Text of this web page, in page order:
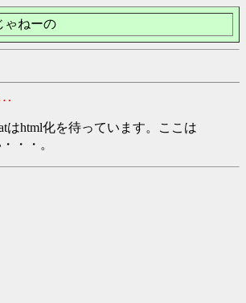
ゃねーの
はhtml化を待っています。ここは
・・。